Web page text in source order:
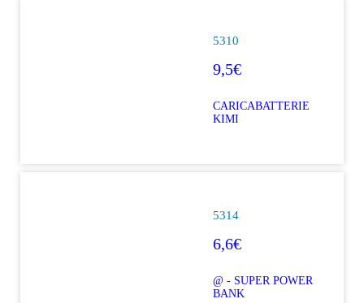
5310
9,5€
CARICABATTERIE
KIMI
5314
6,6€
@ - SUPER POWER
BANK